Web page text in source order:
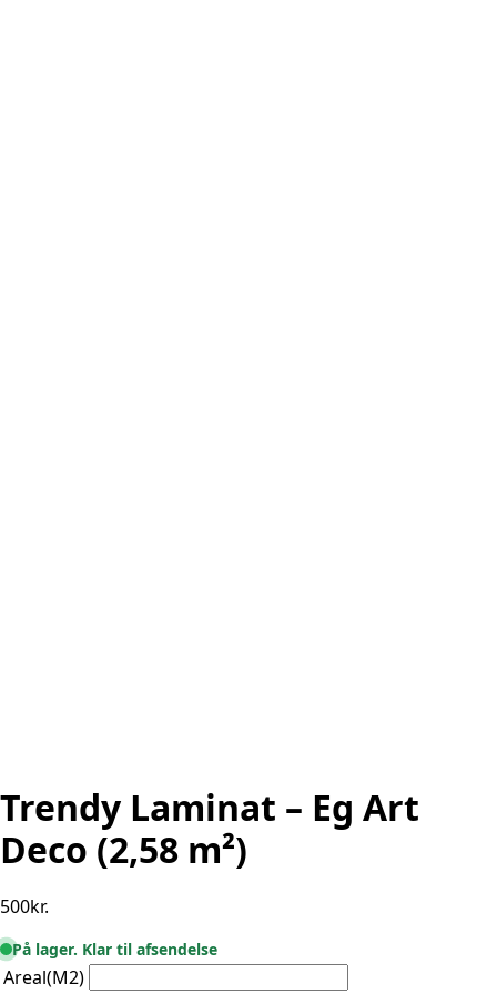
Trendy Laminat – Eg Art
Deco (2,58 m²)
500kr.
På lager. Klar til afsendelse
Areal(M2)